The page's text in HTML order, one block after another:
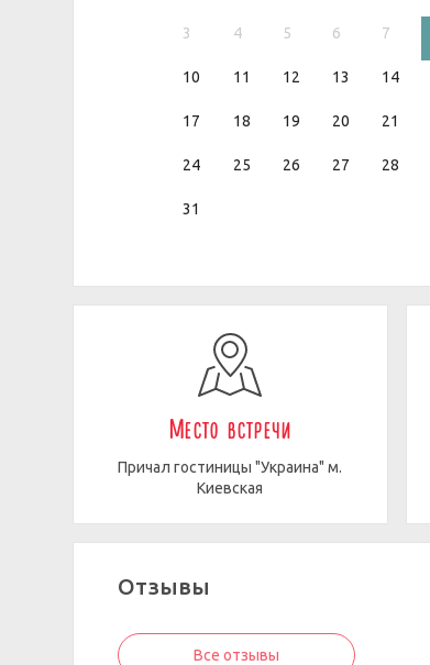
3 4 5 6 7
10 11 12 13 14
17 18 19 20 21
24 25 26 27 28
31
Место встречи
Причал гостиницы "Украина" м.
Киевская
Отзывы
Все отзывы